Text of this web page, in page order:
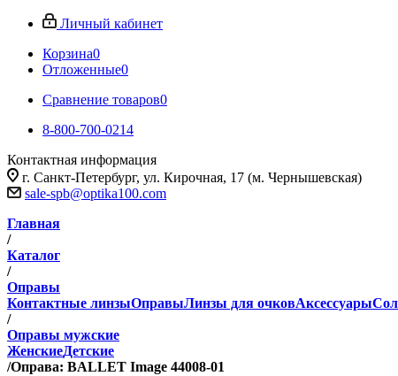
Личный кабинет
Корзина0
Отложенные0
Сравнение товаров0
8-800-700-0214
Контактная информация
г. Санкт-Петербург, ул. Кирочная, 17 (м. Чернышевская)
sale-spb@optika100.com
Главная
/
Каталог
/
Оправы
Контактные линзыОправыЛинзы для очковАксессуары
/
Оправы мужские
ЖенскиеДетские
/Оправа: BALLET Image 44008-01